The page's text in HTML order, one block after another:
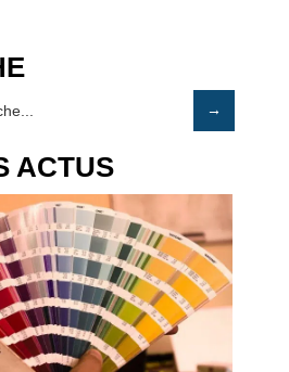
ACTUS